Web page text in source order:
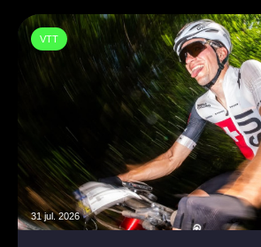
VTT
31 jul. 2026